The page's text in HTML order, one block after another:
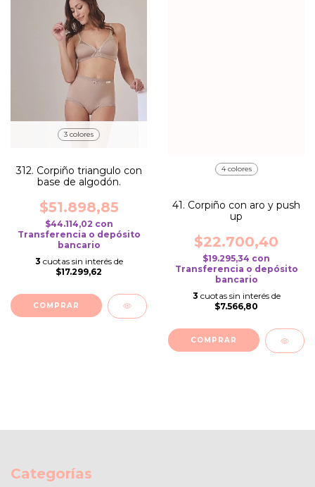
3 colores
312. Corpiño triangulo con
base de algodón.
$51.898,85
$44.114,02 con
Transferencia o depósito
bancario
3 cuotas sin interés de
$17.299,62
COMPRAR
4 colores
41. Corpiño con aro y push
up
$22.700,40
$19.295,34 con
Transferencia o depósito
bancario
3 cuotas sin interés de
$7.566,80
COMPRAR
Categorías